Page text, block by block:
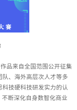
品来自全国范围公开征集
、海外高层次人才等多
技硬科技研发实力的认
断深化自身数智化商业